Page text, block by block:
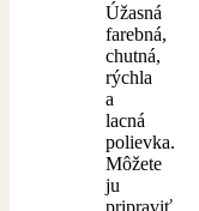
Úžasná
farebná,
chutná,
rýchla
a
lacná
polievka.
Môžete
ju
pripraviť